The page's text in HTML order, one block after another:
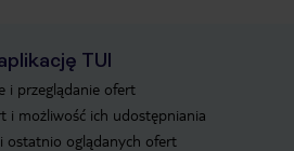
TUI
i przeglądanie ofert
i możliwość ich udostępniania
ostatnio oglądanych ofert